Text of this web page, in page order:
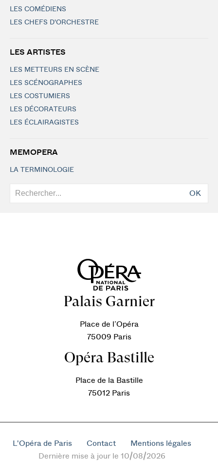
LES COMÉDIENS
LES CHEFS D'ORCHESTRE
LES ARTISTES
LES METTEURS EN SCÈNE
LES SCÉNOGRAPHES
LES COSTUMIERS
LES DÉCORATEURS
LES ÉCLAIRAGISTES
MEMOPERA
LA TERMINOLOGIE
OK
Palais Garnier
Place de l’Opéra
75009 Paris
Opéra Bastille
Place de la Bastille
75012 Paris
L'Opéra de Paris Contact
Mentions légales
Dernière mise à jour le 10/08/2026